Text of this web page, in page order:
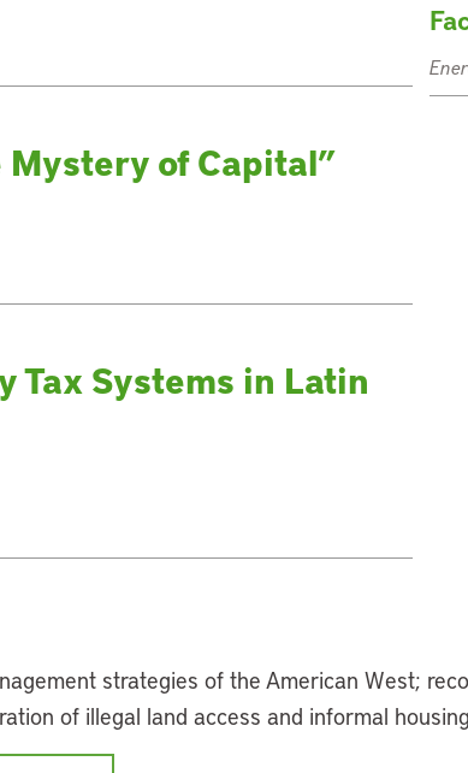
Mystery of Capital”
Tax Systems in Latin
strategies of the American West;
of illegal land access and informal